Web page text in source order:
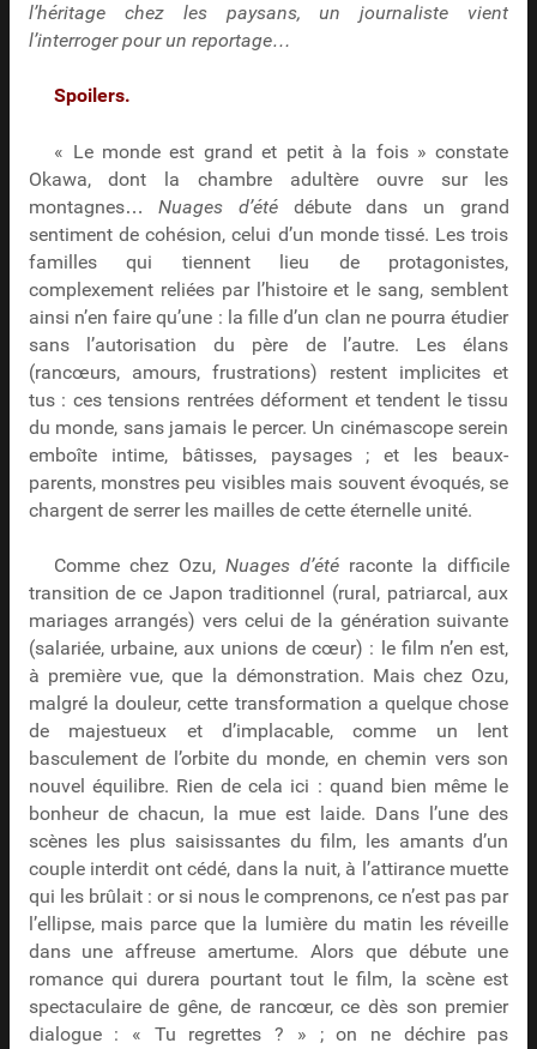
l’héritage chez les paysans, un journaliste vient
l’interroger pour un reportage…
Spoilers.
« Le monde est grand et petit à la fois » constate
Okawa, dont la chambre adultère ouvre sur les
montagnes…Nuages d’étédébute dans un grand
sentiment de cohésion, celui d’un monde tissé. Les trois
familles qui tiennent lieu de protagonistes,
complexement reliées par l’histoire et le sang, semblent
ainsi n’en faire qu’une : la fille d’un clan ne pourra étudier
sans l’autorisation du père de l’autre. Les élans
(rancœurs, amours, frustrations) restent implicites et
tus : ces tensions rentrées déforment et tendent le tissu
du monde, sans jamais le percer. Un cinémascope serein
emboîte intime, bâtisses, paysages ; et les beaux-
parents, monstres peu visibles mais souvent évoqués, se
chargent de serrer les mailles de cette éternelle unité.
Comme chez Ozu, Nuages d’étéraconte la difficile
transition de ce Japon traditionnel (rural, patriarcal, aux
mariages arrangés) vers celui de la génération suivante
(salariée, urbaine, aux unions de cœur) : le film n’en est,
à première vue, que la démonstration. Mais chez Ozu,
malgré la douleur, cette transformation a quelque chose
de majestueux et d’implacable, comme un lent
basculement de l’orbite du monde, en chemin vers son
nouvel équilibre. Rien de cela ici : quand bien même le
bonheur de chacun, la mue est laide. Dans l’une des
scènes les plus saisissantes du film, les amants d’un
couple interdit ont cédé, dans la nuit, à l’attirance muette
qui les brûlait : or si nous le comprenons, ce n’est pas par
l’ellipse, mais parce que la lumière du matin les réveille
dans une affreuse amertume. Alors que débute une
romance qui durera pourtant tout le film, la scène est
spectaculaire de gêne, de rancœur, ce dès son premier
dialogue : « Tu regrettes ? » ; on ne déchire pas